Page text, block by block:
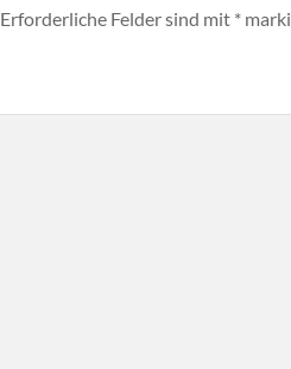
Erforderliche Felder sind mit *